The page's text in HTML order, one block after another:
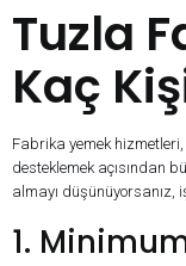
Tuzla
Kaç
Fabrika yemek
desteklemek açısından
almayı düşünüyorsanız,
1.